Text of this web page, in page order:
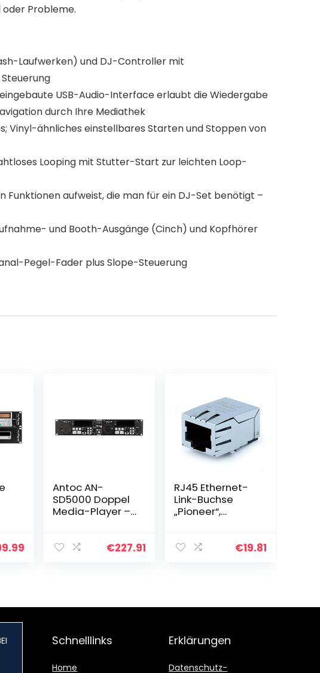
Probleme.
Laufwerken) und DJ-Controller mit
USB-Audio-Interface erlaubt die Wiedergabe
durch Ihre Mediathek
Vinyl-ähnliches einstellbares Starten und Stoppen von
Looping mit Stutter-Start zur leichten Loop-
aufweist, die man für ein DJ-Set benötigt –
und Booth-Ausgänge (Cinch) und Kopfhörer
Pegel-Fader plus Slope-Steuerung
Antoc AN-
SD5000 Doppel
Media-Player –
Restaurants
€227.91
RJ45 Ethernet-
Link-Buchse
„Pioneer“,
aded,
€19.81
Schnelllinks
Home
Erklärungen
Datenschutz-